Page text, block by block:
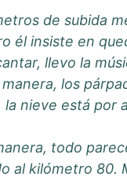
de subida
él insiste en
llevo la
los
nieve está por
todo
al kilómetro 80.